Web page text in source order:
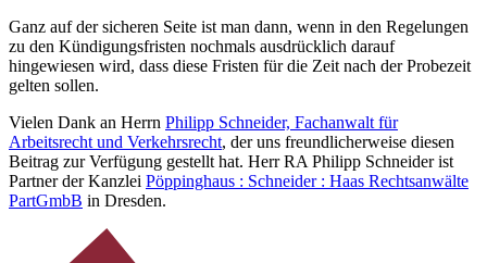
Ganz auf der sicheren Seite ist man dann, wenn in den Regelungen
zu den Kündigungsfristen nochmals ausdrücklich darauf
hingewiesen wird, dass diese Fristen für die Zeit nach der Probezeit
gelten sollen.
Vielen Dank an Herrn Philipp Schneider, Fachanwalt für
Arbeitsrecht und Verkehrsrecht, der uns freundlicherweise diesen
Beitrag zur Verfügung gestellt hat. Herr RA Philipp Schneider ist
Partner der Kanzlei Pöppinghaus : Schneider : Haas Rechtsanwälte
PartGmbB in Dresden.